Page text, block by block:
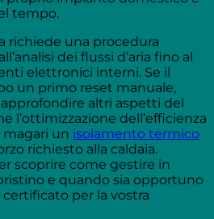
tempo.
richiede una procedura
dei flussi d’aria fino al
elettronici interni. Se il
un primo reset manuale,
altri aspetti del
l’ottimizzazione dell’efficienza
un isolamento termico
richiesto alla caldaia.
scoprire come gestire in
e quando sia opportuno
per la vostra